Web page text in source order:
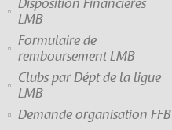
Disposition Financières
LMB
Formulaire de
remboursement LMB
Clubs par Dépt de la ligue
LMB
Demande organisation FFB